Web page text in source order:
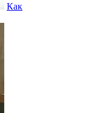
Как